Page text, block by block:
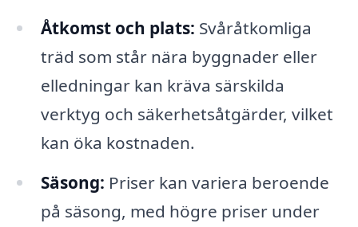
Åtkomst och plats: Svåråtkomliga
träd som står nära byggnader eller
elledningar kan kräva särskilda
verktyg och säkerhetsåtgärder, vilket
kan öka kostnaden.
Säsong: Priser kan variera beroende
på säsong, med högre priser under